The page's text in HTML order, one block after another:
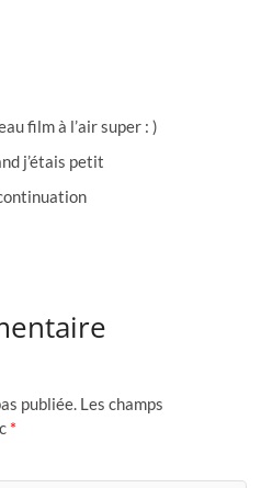
film à l’air super : )
j’étais petit
publiée. Les champs
*